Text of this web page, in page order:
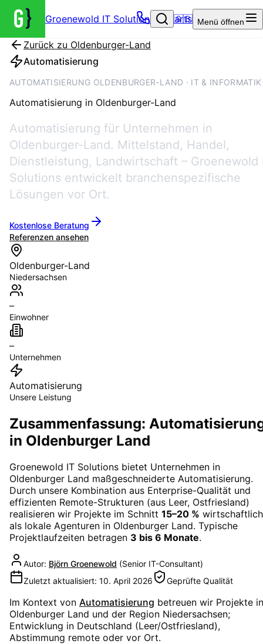
Groenewold IT Solutions – Startseite
🇬🇧 Menü öffnen
Zurück zu Oldenburger-Land
Automatisierung
AUTOMATISIERUNG OLDENBURGER-LAND · IT & INFORMATIK
Automatisierung in Oldenburger-Land
Automatisierung für Unternehmen in
Oldenburger-Land. Mittelstand, Handel,
Dienstleistung, Landwirtschaft – Groenewold
Solutions entwickelt branchenspezifische
Lösungen vor Ort.
Kostenlose Beratung
Referenzen ansehen
Oldenburger-Land
Niedersachsen
–
Einwohner
–
Unternehmen
Automatisierung
Unsere Leistung
Zusammenfassung:
in Oldenburger Land
Groenewold IT Solutions bietet Unternehmen in
Oldenburger Land maßgeschneiderte Automatisierung.
Durch unsere Kombination aus Enterprise-Qualität und
effizienten Remote-Strukturen (aus Leer, Ostfriesland)
realisieren wir Projekte im Schnitt 15–20 %
als lokale Agenturen in Oldenburger Land. Typische
Projektlaufzeiten betragen 3 bis 6 Monate.
Autor: Björn Groenewold (Senior IT-Consultant)
Zuletzt aktualisiert: 10. April 2026 Geprüfte Qualität
Im Kontext von Automatisierung betreuen wir Projekte in
Oldenburger Land und der Region Niedersachsen;
Entwicklung in Deutschland (Leer/Ostfriesland),
Abstimmung remote oder vor Ort.